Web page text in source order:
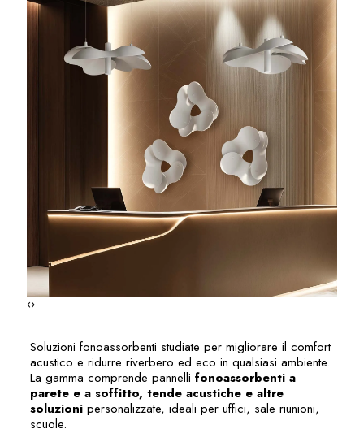
‹›
Soluzioni fonoassorbenti studiate per migliorare il comfort
acustico e ridurre riverbero ed eco in qualsiasi ambiente.
La gamma comprende pannelli fonoassorbenti a
parete e a soffitto, tende acustiche e altre
soluzionipersonalizzate, ideali per uffici, sale riunioni,
scuole.